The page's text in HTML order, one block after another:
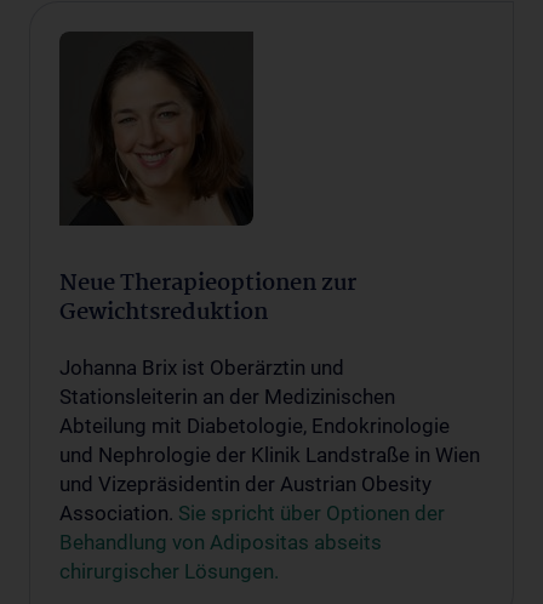
Neue Therapieoptionen zur
Gewichtsreduktion
Johanna Brix ist Oberärztin und
Stationsleiterin an der Medizinischen
Abteilung mit Diabetologie, Endokrinologie
und Nephrologie der Klinik Landstraße in Wien
und Vizepräsidentin der Austrian Obesity
Association. Sie spricht über Optionen der
Behandlung von Adipositas abseits
chirurgischer Lösungen.